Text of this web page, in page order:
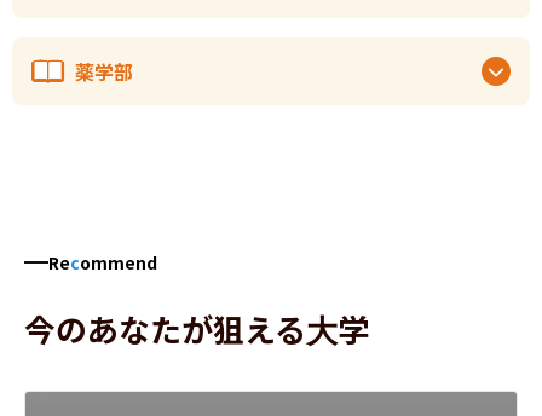
薬学部
Recommend
今のあなたが狙える大学